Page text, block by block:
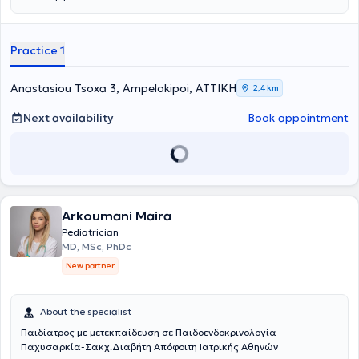
Practice 1
Anastasiou Tsoxa 3, Ampelokipoi, ΑΤΤΙΚΗ 2,4 km
Next availability Book appointment
Arkoumani Maira
Pediatrician
MD, MSc, PhDc
New partner
About the specialist
Παιδίατρος με μετεκπαίδευση σε Παιδοενδοκρινολογία-
Παχυσαρκία-Σακχ.Διαβήτη Απόφοιτη Ιατρικής Αθηνών